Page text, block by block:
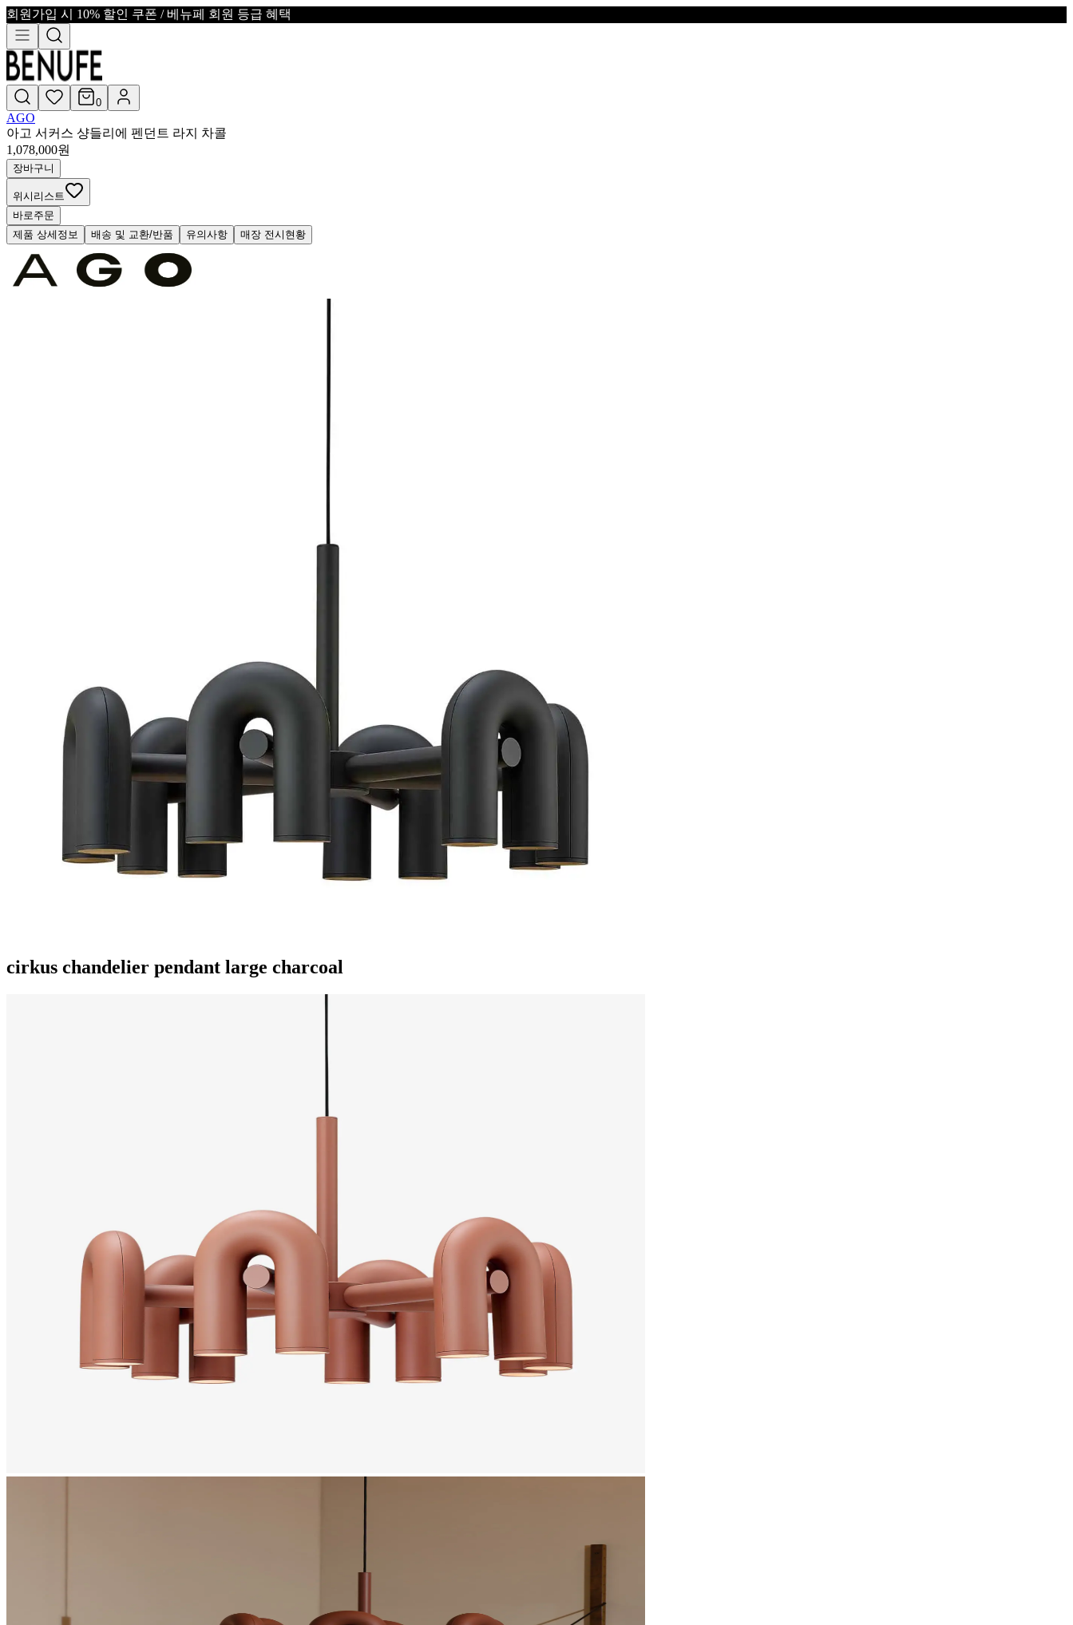
회원가입 시 10% 할인 쿠폰 / 베뉴페 회원 등급 혜택
0
AGO
아고 서커스 샹들리에 펜던트 라지 차콜
1,078,000원
장바구니
위시리스트
바로주문
제품 상세정보
배송 및 교환/반품 유의사항 매장 전시현황
cirkus chandelier pendant large charcoal